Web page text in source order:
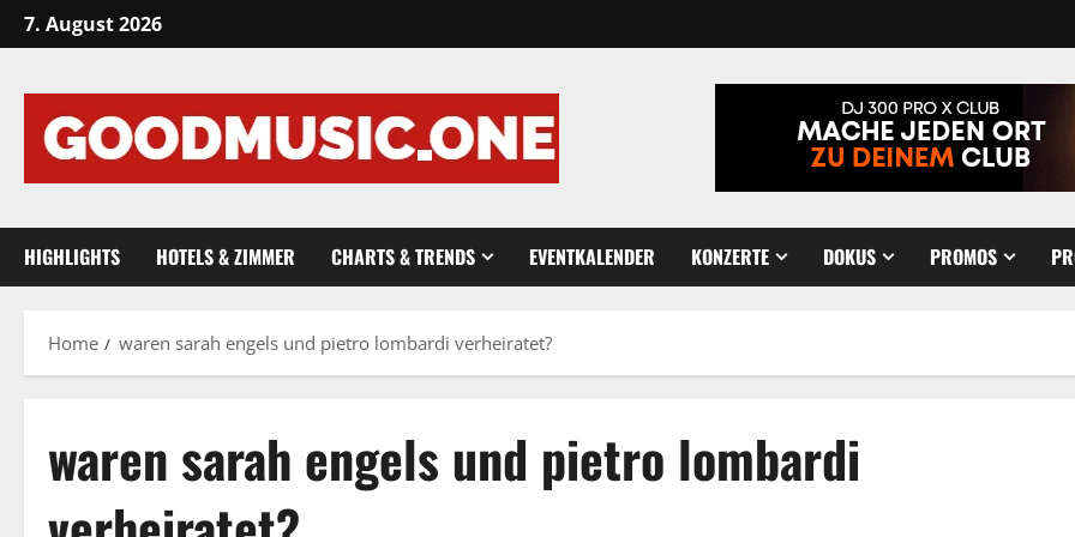
Skip
to
7. August 2026
HIGHLIGHTS HOTELS & ZIMMER CHARTS & TRENDS EVENTKALENDER KONZERTE DOKUS PROMOS
Home waren sarah engels und pietro lombardi verheiratet?
waren sarah engels und pietro lombardi